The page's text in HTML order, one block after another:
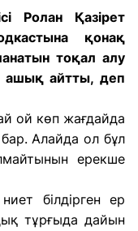
Ролан Қазірет
қонақ
тоқал алу
ашық айтты, деп
ой көп жағдайда
Алайда ол бұл
ерекше
білдірген ер
тұрғыда дайын